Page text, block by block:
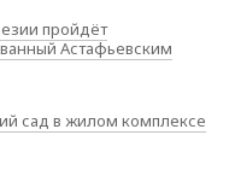
пройдёт
Астафьевским
сад в жилом комплексе